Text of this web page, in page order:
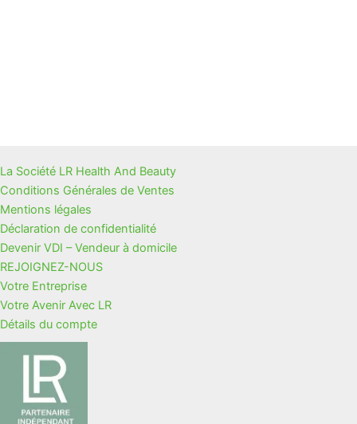
La Société LR Health And Beauty
Conditions Générales de Ventes
Mentions légales
Déclaration de confidentialité
Devenir VDI – Vendeur à domicile
REJOIGNEZ-NOUS
Votre Entreprise
Votre Avenir Avec LR
Détails du compte